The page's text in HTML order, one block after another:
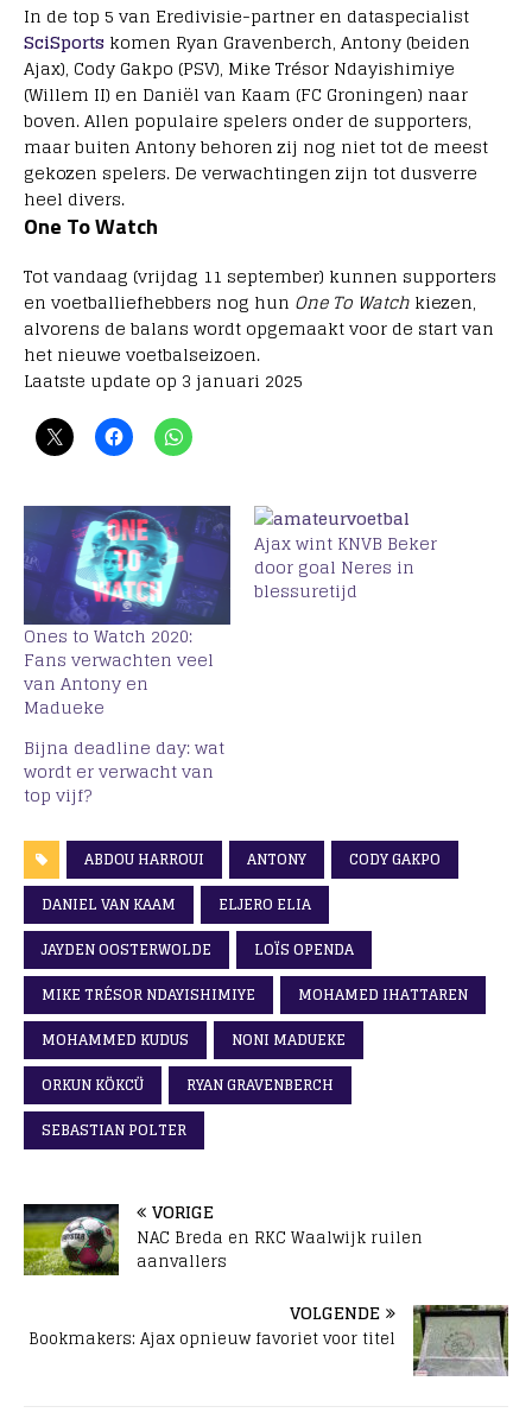
In de top 5 van Eredivisie-partner en dataspecialist
SciSports komen Ryan Gravenberch, Antony (beiden
Ajax), Cody Gakpo (PSV), Mike Trésor Ndayishimiye
(Willem II) en Daniël van Kaam (FC Groningen) naar
boven. Allen populaire spelers onder de supporters,
maar buiten Antony behoren zij nog niet tot de meest
gekozen spelers. De verwachtingen zijn tot dusverre
heel divers.
One To Watch
Tot vandaag (vrijdag 11 september) kunnen supporters
en voetballiefhebbers nog hun One To Watch kiezen,
alvorens de balans wordt opgemaakt voor de start van
het nieuwe voetbalseizoen.
Laatste update op 3 januari 2025
Ones to Watch 2020:
Fans verwachten veel
van Antony en
Madueke
Ajax wint KNVB Beker
door goal Neres in
blessuretijd
Bijna deadline day: wat
wordt er verwacht van
top vijf?
ABDOU HARROUI ANTONY
CODY GAKPO
DANIEL VAN KAAM
ELJERO ELIA
JAYDEN OOSTERWOLDE
LOÏS OPENDA
MIKE TRÉSOR NDAYISHIMIYE
MOHAMED IHATTAREN
MOHAMMED KUDUS
NONI MADUEKE
ORKUN KÖKCÜ
RYAN GRAVENBERCH
SEBASTIAN POLTER
VORIGE
NAC Breda en RKC Waalwijk ruilen
aanvallers
VOLGENDE
Bookmakers: Ajax opnieuw favoriet voor titel